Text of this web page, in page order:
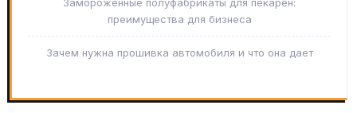
преимущества для бизнеса
Зачем нужна прошивка автомобиля и что она дает